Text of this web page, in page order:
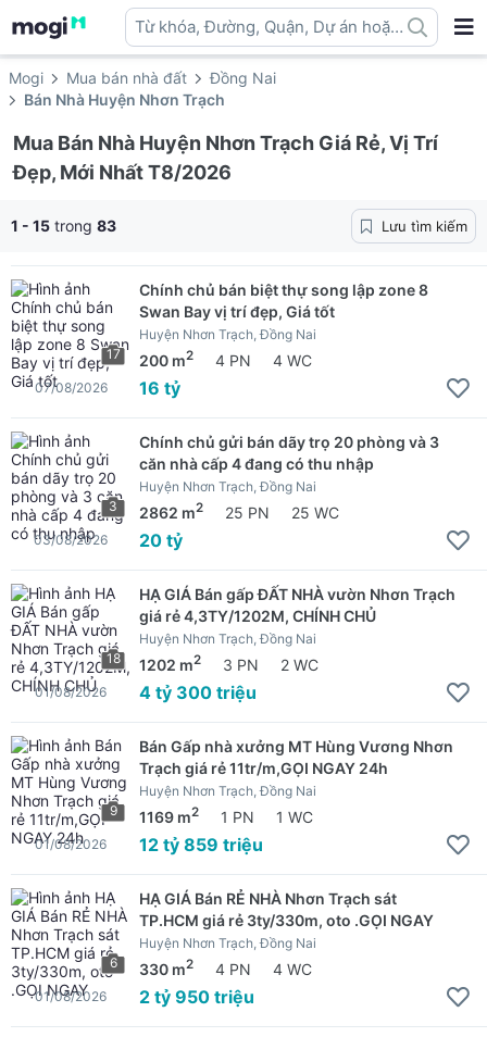
Từ khóa, Đường, Quận, Dự án hoặc
địa danh ...
Mogi Mua bán nhà đất
Đồng Nai
Bán Nhà Huyện Nhơn Trạch
Mua Bán Nhà Huyện Nhơn Trạch Giá Rẻ, Vị Trí
Đẹp, Mới Nhất T8/2026
1 - 15 trong 83 Lưu tìm kiếm
17
Chính chủ bán biệt thự song lập zone 8
Swan Bay vị trí đẹp, Giá tốt
Huyện Nhơn Trạch, Đồng Nai
200 m2 4 PN 4 WC
16 tỷ
07/08/2026
3
Chính chủ gửi bán dãy trọ 20 phòng và 3
căn nhà cấp 4 đang có thu nhập
Huyện Nhơn Trạch, Đồng Nai
2862 m2 25 PN 25 WC
20 tỷ
03/08/2026
18
HẠ GIÁ Bán gấp ĐẤT NHÀ vườn Nhơn Trạch
giá rẻ 4,3TY/1202M, CHÍNH CHỦ
Huyện Nhơn Trạch, Đồng Nai
1202 m2 3 PN 2 WC
4 tỷ 300 triệu
01/08/2026
9
Bán Gấp nhà xưởng MT Hùng Vương Nhơn
Trạch giá rẻ 11tr/m,GỌI NGAY 24h
Huyện Nhơn Trạch, Đồng Nai
1169 m2 1 PN 1 WC
12 tỷ 859 triệu
01/08/2026
6
HẠ GIÁ Bán RẺ NHÀ Nhơn Trạch sát
TP.HCM giá rẻ 3ty/330m, oto .GỌI NGAY
Huyện Nhơn Trạch, Đồng Nai
330 m2 4 PN 4 WC
2 tỷ 950 triệu
01/08/2026